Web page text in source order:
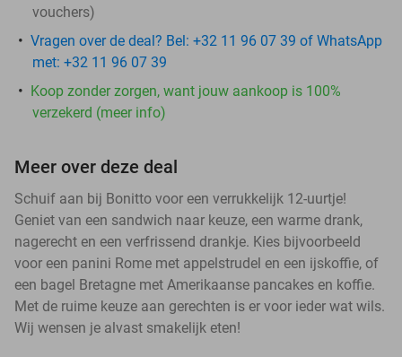
vouchers)
Vragen over de deal? Bel: +32 11 96 07 39 of WhatsApp
met: +32 11 96 07 39
Koop zonder zorgen, want jouw aankoop is 100%
verzekerd (meer info)
Meer over deze deal
Schuif aan bij Bonitto voor een verrukkelijk 12-uurtje!
Geniet van een sandwich naar keuze, een warme drank,
nagerecht en een verfrissend drankje. Kies bijvoorbeeld
voor een panini Rome met appelstrudel en een ijskoffie, of
een bagel Bretagne met Amerikaanse pancakes en koffie.
Met de ruime keuze aan gerechten is er voor ieder wat wils.
Wij wensen je alvast smakelijk eten!